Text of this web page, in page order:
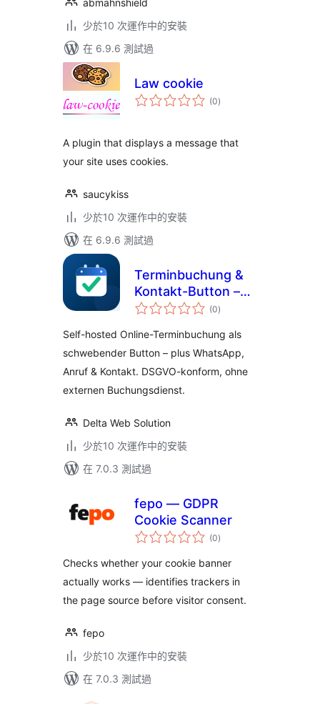
abmahnshield
少於10 次運作中的安裝
在 6.9.6 測試過
Law cookie
(0總
評)
A plugin that displays a message that
your site uses cookies.
saucykiss
少於10 次運作中的安裝
在 6.9.6 測試過
Terminbuchung &
Kontakt-Button –
Delta Booking
(0總
評)
Self-hosted Online-Terminbuchung als
schwebender Button – plus WhatsApp,
Anruf & Kontakt. DSGVO-konform, ohne
externen Buchungsdienst.
Delta Web Solution
少於10 次運作中的安裝
在 7.0.3 測試過
fepo — GDPR
Cookie Scanner
(0總
評)
Checks whether your cookie banner
actually works — identifies trackers in
the page source before visitor consent.
fepo
少於10 次運作中的安裝
在 7.0.3 測試過